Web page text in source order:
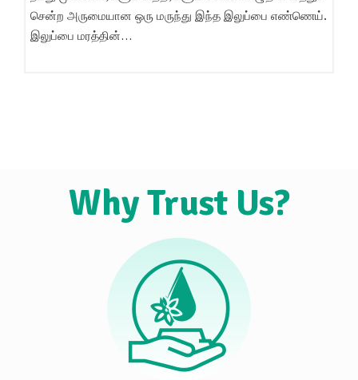
சென்ற அருமையான ஒரு மருந்து இந்த இலுப்பை எண்ணெய்.
இலுப்பை மரத்தின்…
Why Trust Us?